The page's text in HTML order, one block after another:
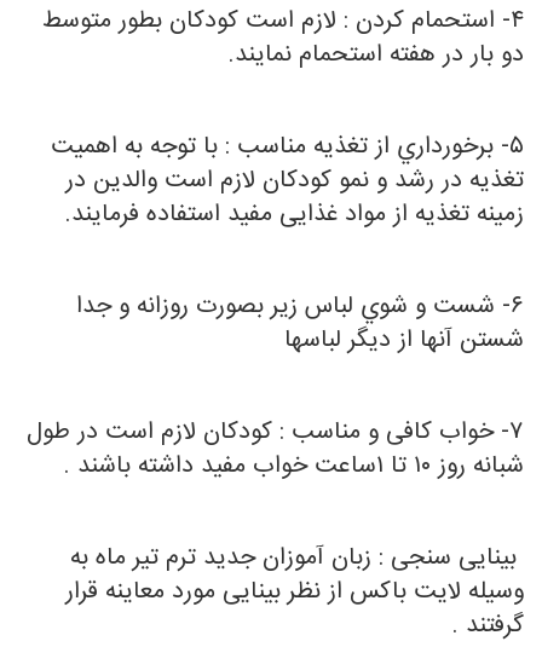
۴- استحمام کردن : لازم است کودکان بطور متوسط
دو بار در هفته استحمام نمایند.
۵- برخورداري از تغذیه مناسب : با توجه به اهمیت
تغذیه در رشد و نمو کودکان لازم است والدین در
زمینه تغذیه از مواد غذایی مفید استفاده فرمایند.
۶- شست و شوي لباس زیر بصورت روزانه و جدا
شستن آنها از دیگر لباسها
۷- خواب کافی و مناسب : کودکان لازم است در طول
شبانه روز ۱۰ تا ۱
ساعت خواب مفید داشته باشند .
بینایی سنجی : زبان آموزان جدید ترم تیر ماه به
وسیله لایت باکس از نظر بینایی مورد معاینه قرار
گرفتند .